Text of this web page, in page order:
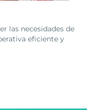
las necesidades de
eficiente y